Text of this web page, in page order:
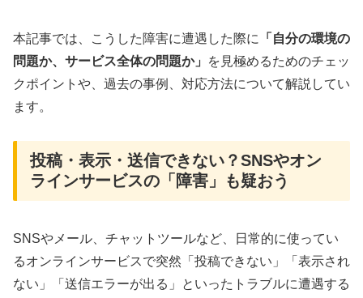
本記事では、こうした障害に遭遇した際に
「自分の環境の
問題か、サービス全体の問題か」
を見極めるためのチェッ
クポイントや、過去の事例、対応方法について解説してい
ます。
投稿・表示・送信できない？SNSやオン
ラインサービスの「障害」も疑おう
SNSやメール、チャットツールなど、日常的に使ってい
るオンラインサービスで突然「投稿できない」「表示され
ない」「送信エラーが出る」といったトラブルに遭遇する